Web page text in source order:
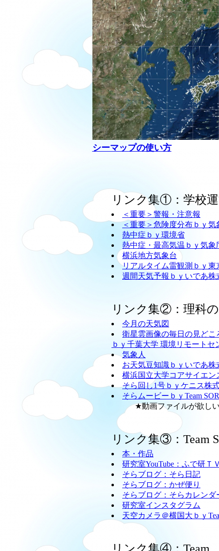
シーマップの使い方
リンク集①：学校
＜重要＞警報・注意報
＜重要＞危険度分布ｂｙ気
熱中症ｂｙ環境省
熱中症・最高気温ｂｙ気象
横浜地方気象台
リアルタイム雷観測ｂｙ東
週間天気予報ｂｙいであ株
リンク集②：理科
今月の天気図
衛星雲画像の毎日の見どこ
ｂｙ千葉大学 環境リモート
気象人
お天気豆知識ｂｙいであ株
横浜国立大学コアサイエン
そら回し1号ｂｙケニス株
そらムービーｂｙTeam
★動画ファイルが欲しい
リンク集③：Team
本・作品
研究室YouTube：ふで研Ｔ
そらブログ：そら日記
そらブログ：かぜ便り
そらブログ：そらカレンダ
研究室インスタグラム
天空カメラ＠横国大ｂｙ